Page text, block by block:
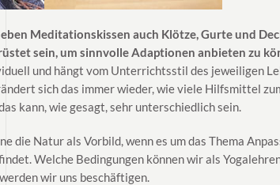
Meditationskissen auch Klötze, Gurte und
sein, um sinnvolle Adaptionen anbieten zu
und hängt vom Unterrichtsstil des jeweiligen
sich das immer wieder, wie viele Hilfsmittel
kann, wie gesagt, sehr unterschiedlich sein.
die Natur als Vorbild, wenn es um das Thema
Welche Bedingungen können wir als
wir uns beschäftigen.